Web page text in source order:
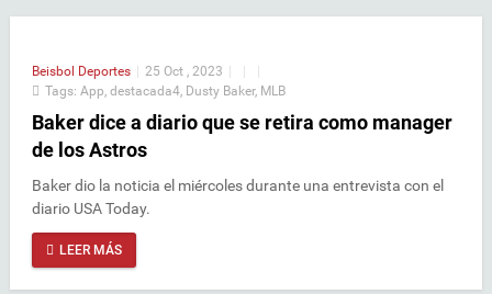
Beisbol Deportes | 25 Oct , 2023 | |
|
Tags: App destacada4 Dusty Baker, MLB
Baker dice a diario que se retira como manager
de los Astros
Baker dio la noticia el miércoles durante una entrevista con el
diario USA Today.
LEER MÁS